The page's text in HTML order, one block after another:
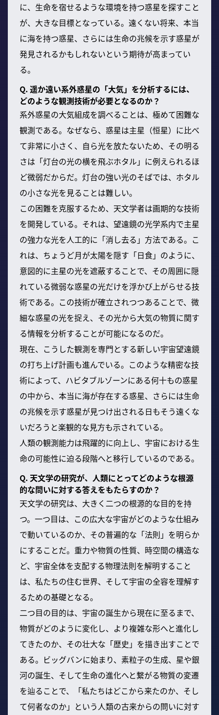
に、生命を宿せるような環境を持つ惑星を探すこと
が、大きな目標となっている。遠くない将来、本当
に海を持つ惑星、さらには生命の兆候を示す惑星が
発見されるかもしれないという期待が高まってい
る。
Q. 遥か遠い系外惑星の「大気」を分析するには、
どのような観測技術が必要となるのか？
系外惑星の大気組成を調べることは、極めて困難な
観測である。なぜなら、惑星は主星（恒星）に比べ
て非常に小さく、自ら光を放たないため、その明る
さは「灯台の光の横を飛ぶホタル」に例えられるほ
ど微弱だからだ。灯台の強い光のそばでは、ホタル
の小さな光を見ることは難しい。
この困難を克服するため、天文学者は画期的な技術
を開発している。それは、望遠鏡の光学系内で主星
の強力な光を人工的に「消し去る」方法である。こ
れは、ちょうど月が太陽を隠す「日食」のように、
意図的に主星の光を遮蔽することで、その周囲に隠
れている微弱な惑星の光だけを浮かび上がらせる技
術である。この技術が確立されつつあることで、微
細な惑星の光を捉え、その光から大気の物質に関す
る情報を分析することが可能になるのだ。
現在、こうした観測を専門とする新しい宇宙望遠鏡
の打ち上げ計画も進んでいる。このような精密な技
術によって、ハビタブルゾーンにある何十もの惑星
の中から、本当に海が存在する惑星、さらには生命
の兆候を示す惑星が見つけ出される日もそう遠くな
いだろうと楽観的な見方も示されている。
人類の観測能力は飛躍的に向上し、宇宙における生
命の可能性に迫る段階へと移行しているのである。
Q. 天文学の研究が、人類にとってどのような根源
的な問いに対する答えをもたらすのか？
天文学の研究は、大きく二つの根源的な目的を持
つ。一つ目は、この広大な宇宙がどのような仕組み
で動いているのか、その普遍的な「法則」を明らか
にすることだ。重力や物質の性質、時空間の構造な
ど、宇宙全体を支配する物理法則を解明すること
は、私たちの住む世界、そして宇宙の全容を理解す
るための基礎となる。
二つ目の目的は、宇宙の誕生から現在に至るまで、
物質がどのように変化し、より複雑な形へと進化し
てきたのか、その壮大な「歴史」を描き出すことで
ある。ビッグバンに始まり、素粒子の生成、星や銀
河の誕生、そして生命の進化へと繋がる物質の変遷
を辿ることで、「私たちはどこから来たのか、そし
て何者なのか」という人類の古来からの問いに対す